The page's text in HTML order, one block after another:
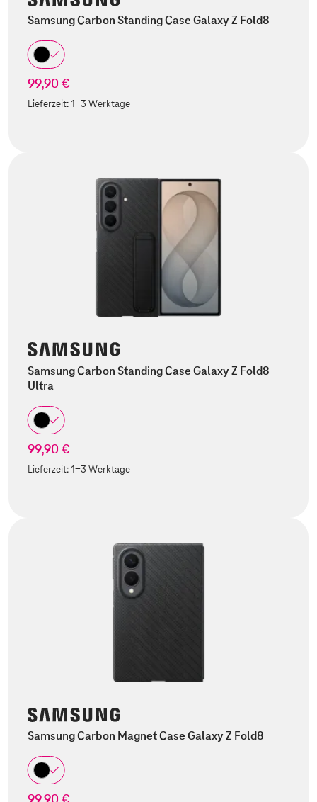
Samsung Carbon Standing Case Galaxy Z Fold8
99,90 €
Lieferzeit:1-3 Werktage
Samsung Carbon Standing Case Galaxy Z Fold8
Ultra
99,90 €
Lieferzeit:1-3 Werktage
Samsung Carbon Magnet Case Galaxy Z Fold8